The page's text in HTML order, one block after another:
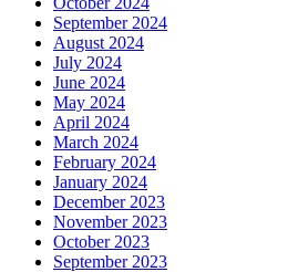
September 2024
August 2024
July 2024
June 2024
May 2024
April 2024
March 2024
February 2024
January 2024
December 2023
November 2023
October 2023
September 2023